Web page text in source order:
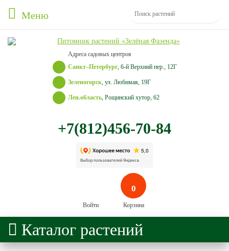
Меню
Адреса садовых центров
Санкт–Петербург, 6-й Верхний пер., 12Г
Зеленогорск, ул. Любимая, 19Г
Лен.область, Рощинский хутор, 62
+7(812)456-70-84
Войти
0
Корзина
Каталог растений